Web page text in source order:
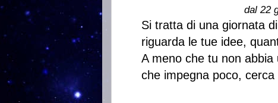
dal 22
Si tratta di una giornata
riguarda le tue idee,
A meno che tu non
che impegna poco,